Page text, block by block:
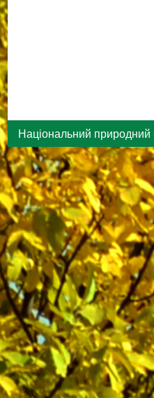
Національний природний